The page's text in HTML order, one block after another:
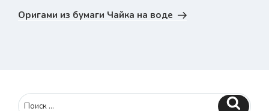
запись
Оригами из бумаги Чайка на воде
Поиск